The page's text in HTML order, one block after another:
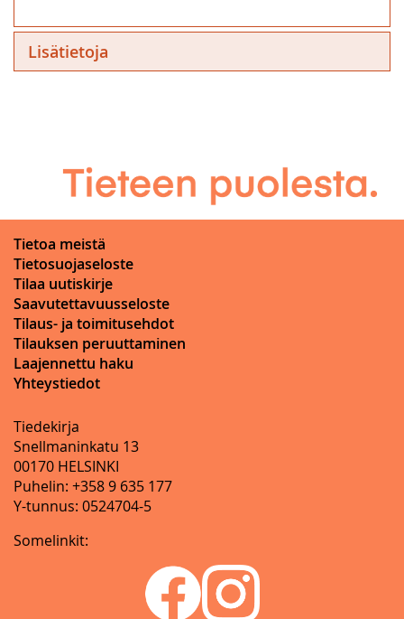
Lisätietoja
Tietoa meistä
Tietosuojaseloste
Tilaa uutiskirje
Saavutettavuusseloste
Tilaus- ja toimitusehdot
Tilauksen peruuttaminen
Laajennettu haku
Yhteystiedot
Tiedekirja
Snellmaninkatu 13
00170 HELSINKI
Puhelin: +358 9 635 177
Y-tunnus: 0524704-5
Somelinkit: